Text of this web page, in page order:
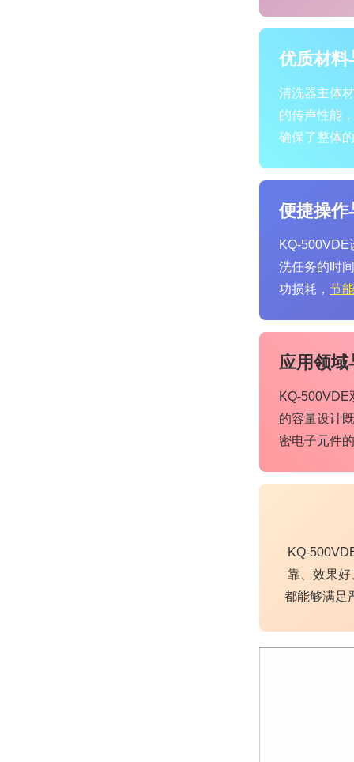
优质材料
清洗器主体
的传声性能
确保了整体
便捷操作
KQ-500VDE
洗任务的时
功损耗， 节
应用领域
KQ-500VDE
的容量设计
密电子元件
KQ-
靠、效果
都能够满足